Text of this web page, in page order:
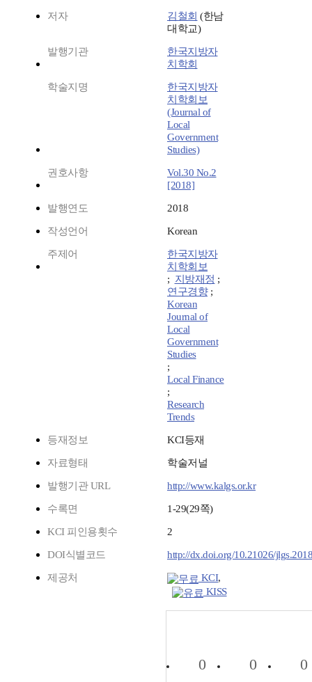
저자 김철회 (한남
대학교)
발행기관
한국지방자
치학회
학술지명
한국지방자
치학회보
(Journal of
Local
Government
Studies)
권호사항
Vol.30 No.2
[2018]
발행연도 2018
작성언어 Korean
주제어
한국지방자
치학회보
; 지방재정 ;
연구경향;
Korean
Journal of
Local
Government
Studies
;
Local Finance
;
Research
Trends
등재정보 KCI등재
자료형태 학술저널
발행기관 URL http://www.kalgs.or.kr
수록면 1-29(29쪽)
KCI 피인용횟수 2
DOI식별코드 http://dx.doi.org/10.21026/
제공처 KCI,
KISS
0 0 0